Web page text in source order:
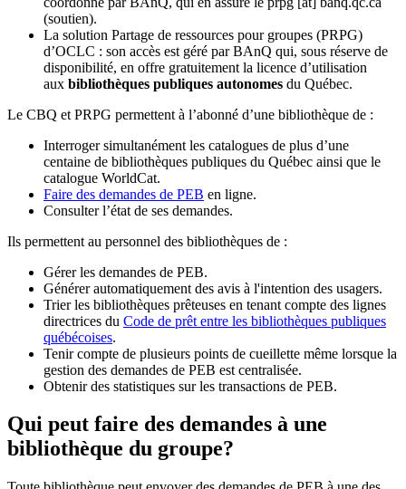
(soutien).
La solution Partage de ressources pour groupes (PRPG)
d’OCLC : son accès est géré par BAnQ qui, sous réserve de
disponibilité, en offre gratuitement la licence d’utilisation
aux bibliothèques publiques autonomes du Québec.
Le CBQ et PRPG permettent à l’abonné d’une bibliothèque de :
Interroger simultanément les catalogues de plus d’une
centaine de bibliothèques publiques du Québec ainsi que le
catalogue WorldCat.
Faire des demandes de PEB en ligne.
Consulter l’état de ses demandes.
Ils permettent au personnel des bibliothèques de :
Gérer les demandes de PEB.
Générer automatiquement des avis à l'intention des usagers.
Trier les bibliothèques prêteuses en tenant compte des lignes
directrices du Code de prêt entre les bibliothèques publiques
québécoises.
Tenir compte de plusieurs points de cueillette même lorsque la
gestion des demandes de PEB est centralisée.
Obtenir des statistiques sur les transactions de PEB.
Qui peut faire des demandes à une
bibliothèque du groupe?